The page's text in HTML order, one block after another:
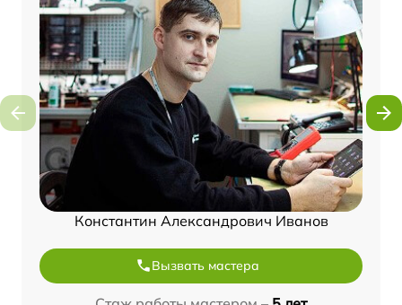
Константин Александрович Иванов
Вызвать мастера